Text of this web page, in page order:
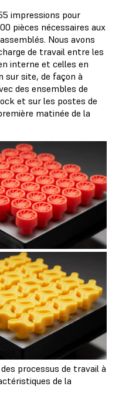
impressions pour
pièces nécessaires aux
Nous avons
de travail entre les
interne et celles en
sur site, de façon à
des ensembles de
et sur les postes de
matinée de la
processus de travail à
de la